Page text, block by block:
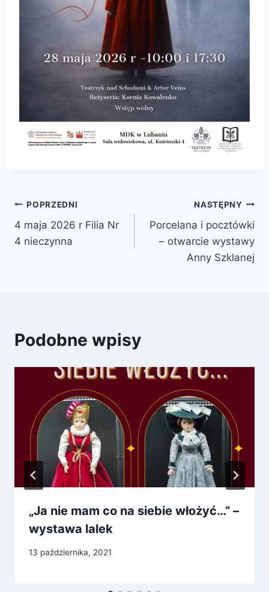
Nawigacja
wpisu
POPRZEDNI
4 maja 2026 r Filia Nr
4 nieczynna
NASTĘPNY
Porcelana i pocztówki
– otwarcie wystawy
Anny Szklanej
Podobne wpisy
„Ja nie mam co na siebie włożyć…” –
wystawa lalek
13 października, 2021